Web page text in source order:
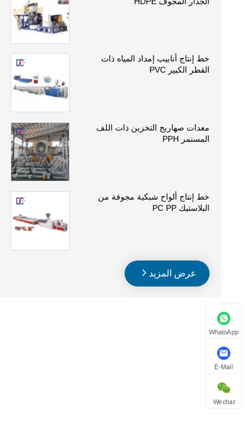
خط إنتاج أنابيب إمداد المياه ذات
القطر الكبير PVC
معدات صهاريج التخزين ذات اللف
المستمر PPH
خط إنتاج ألواح شبكية مجوفة من
البلاستيك PC PP
عرض المزيد
WhatsApp
E-Mail
Wechat